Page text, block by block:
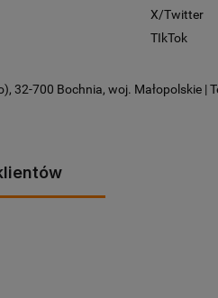
X/Twitter
TIkTok
32-700 Bochnia, woj. Małopolskie |